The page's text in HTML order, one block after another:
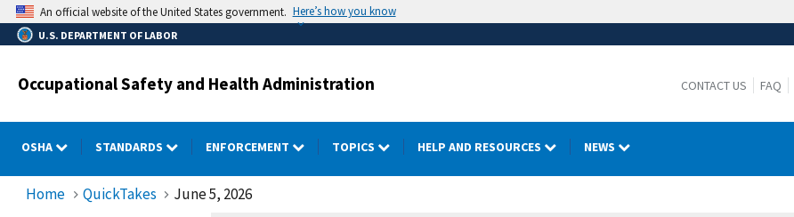
Skip
to
main
An official website of the United States government. Here’s how you know
U.S. DEPARTMENT OF LABOR
Occupational Safety and Health Administration CONTACT US FAQ
OSHA STANDARDS ENFORCEMENT TOPICS HELP AND RESOURCES NEWS
Home QuickTakes
June 5, 2026